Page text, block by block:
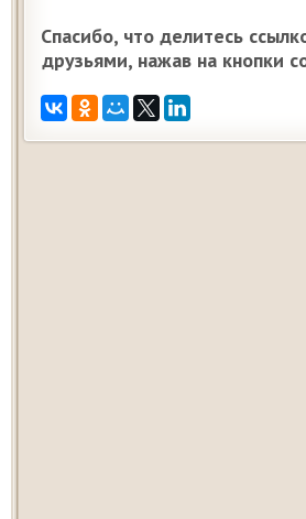
Спасибо, что делитесь
друзьями, нажав на кнопки